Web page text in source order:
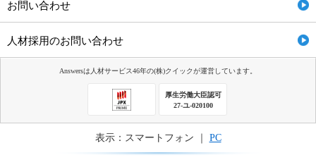
お問い合わせ
人材採用のお問い合わせ
Answersは人材サービス46年の(株)クイックが運営しています。
厚生労働大臣認可
27-ユ-020100
表示：スマートフォン ｜ PC